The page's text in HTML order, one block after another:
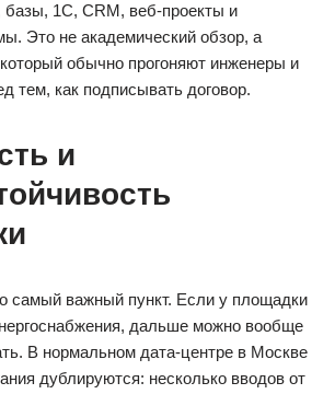
базы, 1С, CRM, веб-проекты и
Это не академический обзор, а
обычно прогоняют инженеры и
тем, как подписывать договор.
и
самый важный пункт. Если у площадки
дальше можно вообще
В нормальном дата-центре в Москве
дублируются: несколько вводов от